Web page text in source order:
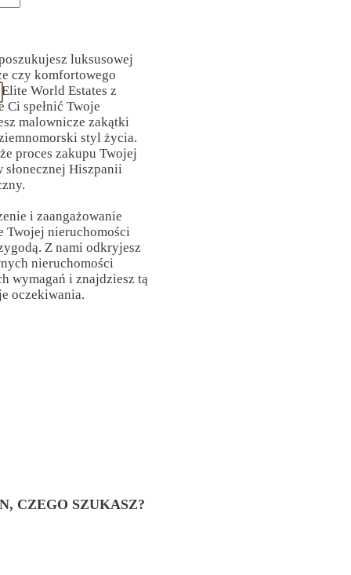
luksusowej
czy komfortowego
World Estates z
Ci spełnić Twoje
malownicze zakątki
styl życia.
proces zakupu Twojej
Hiszpanii
i zaangażowanie
Twojej nieruchomości
Z nami odkryjesz
nieruchomości
wymagań i znajdziesz tą
oczekiwania.
CZEGO SZUKASZ?